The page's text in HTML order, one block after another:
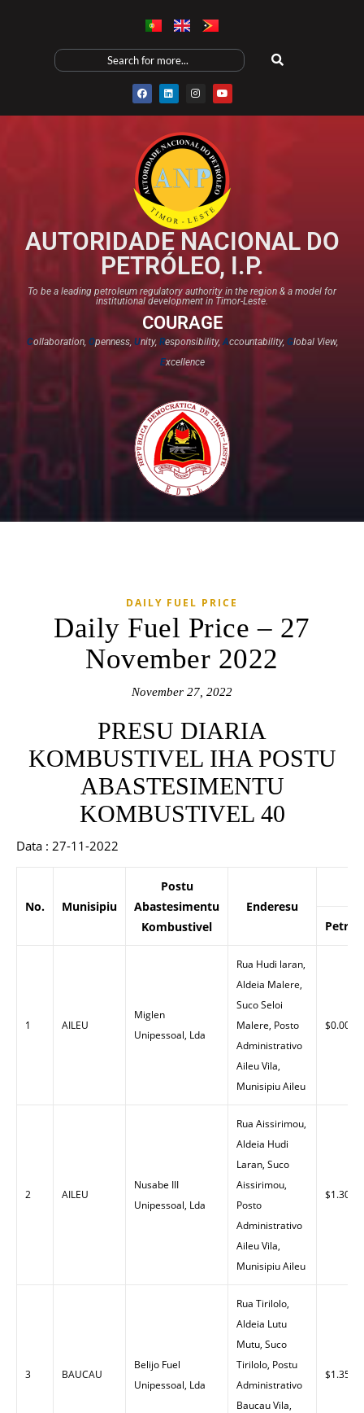
AUTORIDADE NACIONAL DO
PETRÓLEO, I.P.
To be a leading petroleum regulatory authority in the region & a model for
institutional development in Timor-Leste.
COURAGE
Collaboration, Openness, Unity, Responsibility,Accountability, Global View,
Excellence​
DAILY FUEL PRICE
Daily Fuel Price – 27
November 2022
November 27, 2022
PRESU DIARIA
KOMBUSTIVEL IHA POSTU
ABASTESIMENTU
KOMBUSTIVEL 40
Data : 27-11-2022
No. Munisipiu
Postu
Abastesimentu
Kombustivel
Enderesu
Petrol
1 AILEU
Miglen
Unipessoal, Lda
Rua Hudi laran,
Aldeia Malere,
Suco Seloi
Malere, Posto
Administrativo
Aileu Vila,
Munisipiu Aileu
$0.00
2 AILEU
Nusabe III
Unipessoal, Lda
Rua Aissirimou,
Aldeia Hudi
Laran, Suco
Aissirimou,
Posto
Administrativo
Aileu Vila,
Munisipiu Aileu
$1.30
3 BAUCAU
Belijo Fuel
Unipessoal, Lda
Rua Tirilolo,
Aldeia Lutu
Mutu, Suco
Tirilolo, Postu
Administrativo
Baucau Vila,
$1.35